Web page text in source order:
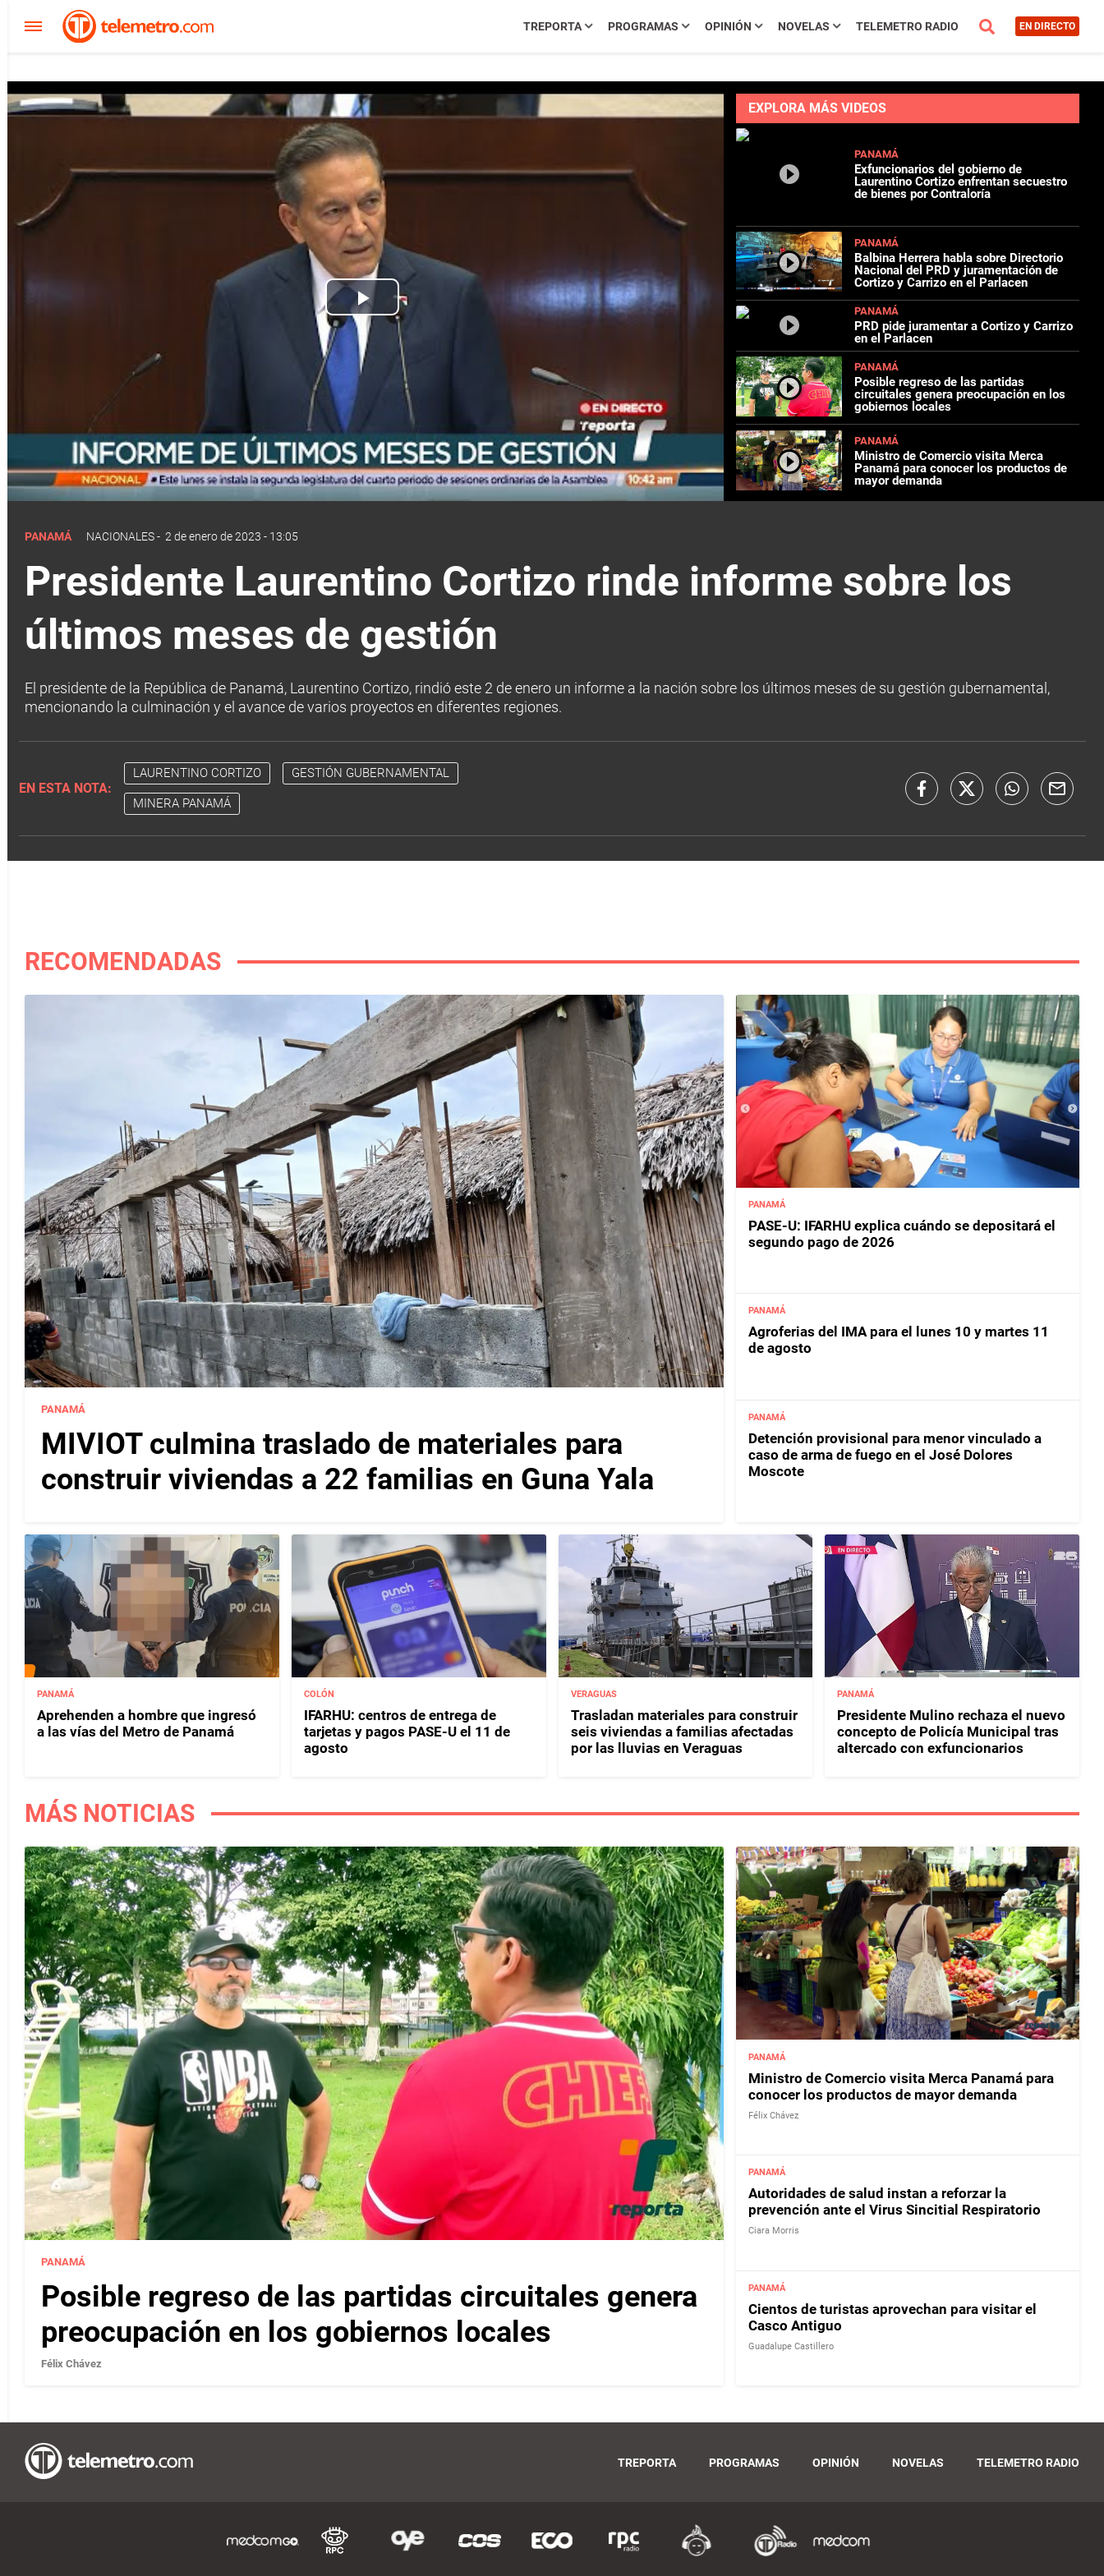
TREPORTA PROGRAMAS OPINIÓN NOVELAS TELEMETRO RADIO EN DIRECTO
Play
Video
EXPLORA MÁS VIDEOS
PANAMÁ
Exfuncionarios del gobierno de
Laurentino Cortizo enfrentan secuestro
de bienes por Contraloría
PANAMÁ
Balbina Herrera habla sobre Directorio
Nacional del PRD y juramentación de
Cortizo y Carrizo en el Parlacen
PANAMÁ
PRD pide juramentar a Cortizo y Carrizo
en el Parlacen
PANAMÁ
Posible regreso de las partidas
circuitales genera preocupación en los
gobiernos locales
PANAMÁ
Ministro de Comercio visita Merca
Panamá para conocer los productos de
mayor demanda
PANAMÁ NACIONALES- 2 de enero de 2023 - 13:05
Presidente Laurentino Cortizo rinde informe sobre los
últimos meses de gestión
El presidente de la República de Panamá, Laurentino Cortizo, rindió este 2 de enero un informe a la nación sobre los últimos meses de su gestión gubernamental,
mencionando la culminación y el avance de varios proyectos en diferentes regiones.
EN ESTA NOTA:
LAURENTINO CORTIZO GESTIÓN GUBERNAMENTAL
MINERA PANAMÁ
RECOMENDADAS
PANAMÁ
MIVIOT culmina traslado de materiales para
construir viviendas a 22 familias en Guna Yala
PANAMÁ
PASE-U: IFARHU explica cuándo se depositará el
segundo pago de 2026
PANAMÁ
Agroferias del IMA para el lunes 10 y martes 11
de agosto
PANAMÁ
Detención provisional para menor vinculado a
caso de arma de fuego en el José Dolores
Moscote
PANAMÁ
Aprehenden a hombre que ingresó
a las vías del Metro de Panamá
COLÓN
IFARHU: centros de entrega de
tarjetas y pagos PASE-U el 11 de
agosto
VERAGUAS
Trasladan materiales para construir
seis viviendas a familias afectadas
por las lluvias en Veraguas
PANAMÁ
Presidente Mulino rechaza el nuevo
concepto de Policía Municipal tras
altercado con exfuncionarios
MÁS NOTICIAS
PANAMÁ
Posible regreso de las partidas circuitales genera
preocupación en los gobiernos locales
Félix Chávez
PANAMÁ
Ministro de Comercio visita Merca Panamá para
conocer los productos de mayor demanda
Félix Chávez
PANAMÁ
Autoridades de salud instan a reforzar la
prevención ante el Virus Sincitial Respiratorio
Ciara Morris
PANAMÁ
Cientos de turistas aprovechan para visitar el
Casco Antiguo
Guadalupe Castillero
TREPORTA PROGRAMAS OPINIÓN NOVELAS TELEMETRO RADIO